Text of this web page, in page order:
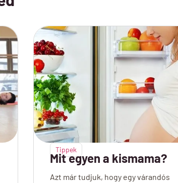
Tippek
Mit egyen a kismama?
Azt már tudjuk, hogy egy várandós